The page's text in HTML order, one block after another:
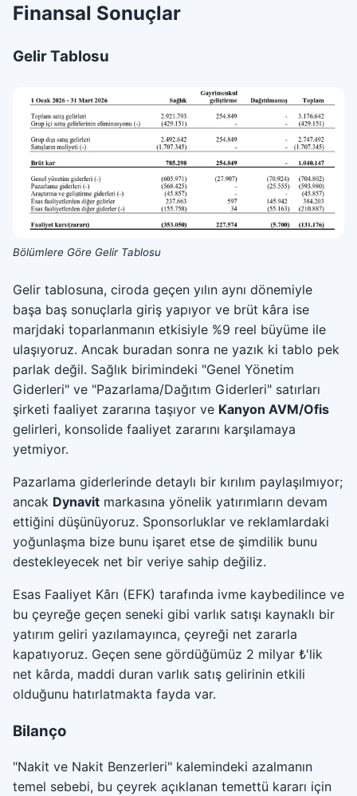
Finansal Sonuçlar
Gelir Tablosu
Bölümlere Göre Gelir Tablosu
Gelir tablosuna, ciroda geçen yılın aynı dönemiyle
başa baş sonuçlarla giriş yapıyor ve brüt kâra ise
marjdaki toparlanmanın etkisiyle %9 reel büyüme ile
ulaşıyoruz. Ancak buradan sonra ne yazık ki tablo pek
parlak değil. Sağlık birimindeki "Genel Yönetim
Giderleri" ve "Pazarlama/Dağıtım Giderleri" satırları
şirketi faaliyet zararına taşıyor ve Kanyon AVM/Ofis
gelirleri, konsolide faaliyet zararını karşılamaya
yetmiyor.
Pazarlama giderlerinde detaylı bir kırılım paylaşılmıyor;
ancak Dynavit markasına yönelik yatırımların devam
ettiğini düşünüyoruz. Sponsorluklar ve reklamlardaki
yoğunlaşma bize bunu işaret etse de şimdilik bunu
destekleyecek net bir veriye sahip değiliz.
Esas Faaliyet Kârı (EFK) tarafında ivme kaybedilince ve
bu çeyreğe geçen seneki gibi varlık satışı kaynaklı bir
yatırım geliri yazılamayınca, çeyreği net zararla
kapatıyoruz. Geçen sene gördüğümüz 2 milyar ₺'lik
net kârda, maddi duran varlık satış gelirinin etkili
olduğunu hatırlatmakta fayda var.
Bilanço
"Nakit ve Nakit Benzerleri" kalemindeki azalmanın
temel sebebi, bu çeyrek açıklanan temettü kararı için